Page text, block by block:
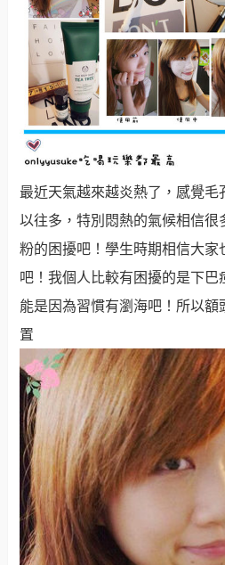
最近天氣越來越炎熱了，感覺
以往多，特別悶熱的氣候相信很
粉的困擾吧！學生時期相信大家
吧！我個人比較有困擾的是下巴
能是因為習慣有瀏海吧！所以額
置